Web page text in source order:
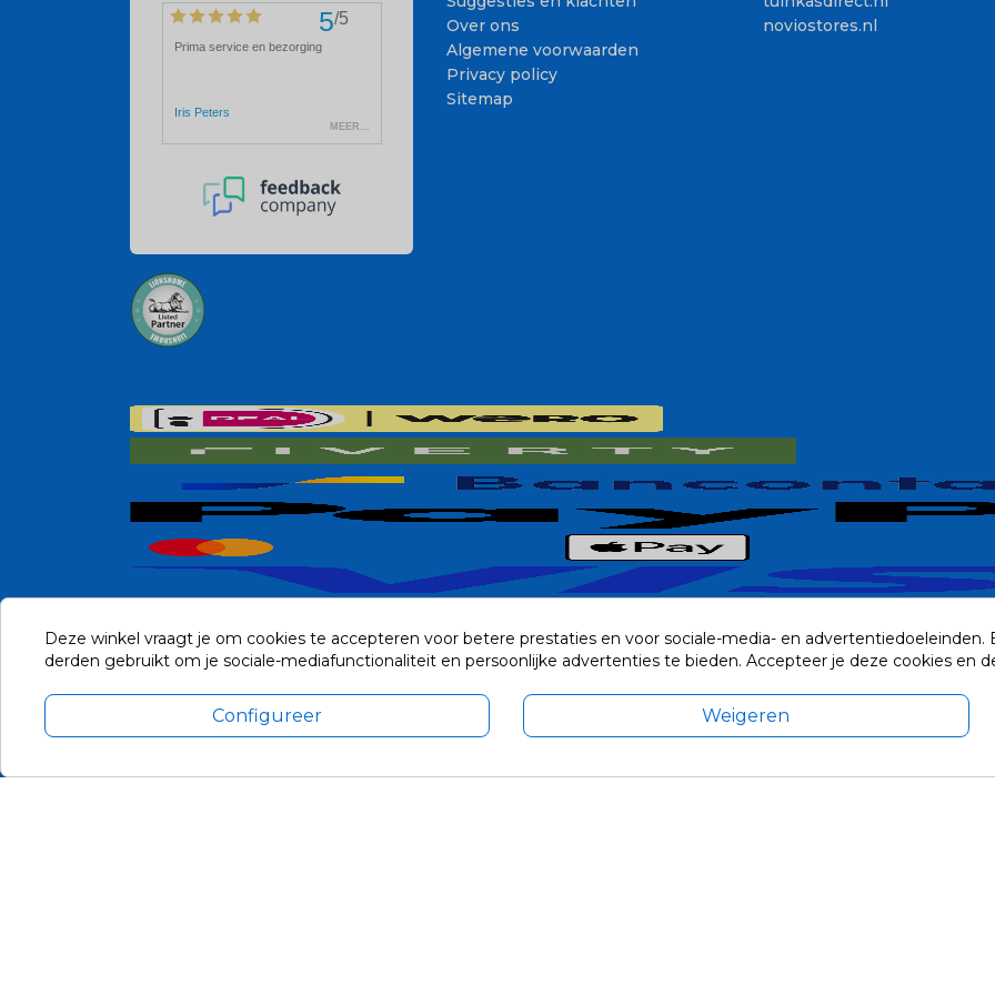
Over ons
Algemene voorwaarden
Privacy policy
Sitemap
noviostores.nl
Alle prijzen zijn in Euro, inclusief BTW en andere heffingen en exclusief eventuele verzendkosten.
©
Deze winkel vraagt je om cookies te accepteren voor betere prestaties en voor sociale-media- en
derden gebruikt om je sociale-mediafunctionaliteit en persoonlijke advertenties te bieden. Accepteer je deze cookies en
Configureer Weigeren